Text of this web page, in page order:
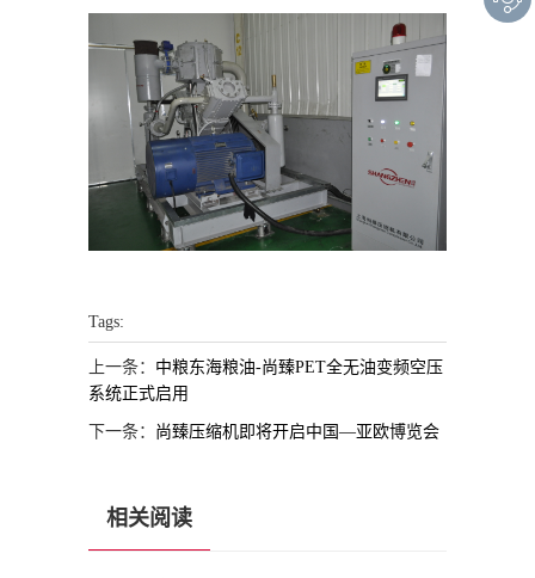
Tags:
上一条： 中粮东海粮油-尚臻PET全无油变频空压
系统正式启用
下一条： 尚臻压缩机即将开启中国—亚欧博览会
相关阅读